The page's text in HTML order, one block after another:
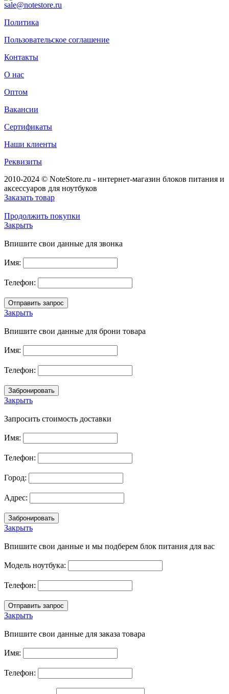
sale@notestore.ru
Политика
Пользовательское соглашение
Контакты
О нас
Оптом
Вакансии
Сертификаты
Наши клиенты
Реквизиты
2010-2024 © NoteStore.ru - интернет-магазин блоков питания и
аксессуаров для ноутбуков
Заказать товар
Продолжить покупки
Закрыть
Впишите свои данные для звонка
Имя:
Телефон:
Закрыть
Впишите свои данные для брони товара
Имя:
Телефон:
Закрыть
Запросить стоимость доставки
Имя:
Телефон:
Город:
Адрес:
Закрыть
Впишите свои данные и мы подберем блок питания для вас
Модель ноутбука:
Телефон:
Закрыть
Впишите свои данные для заказа товара
Имя:
Телефон: